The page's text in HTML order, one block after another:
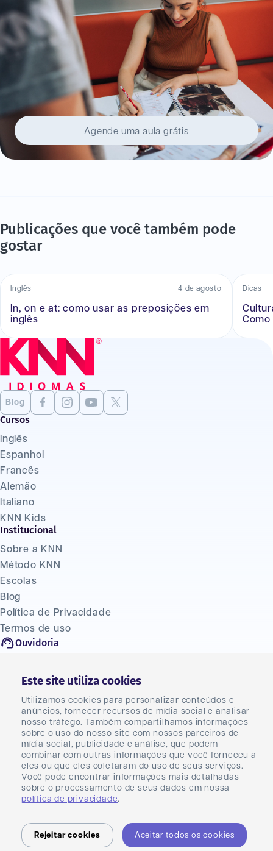
Este site utiliza cookies
Utilizamos cookies para personalizar conteúdos e
anúncios, fornecer recursos de mídia social e analisar
nosso tráfego. Também compartilhamos informações
sobre o uso do nosso site com nossos parceiros de
mídia social, publicidade e análise, que podem
combinar com outras informações que você forneceu a
eles ou que eles coletaram do uso de seus serviços.
Você pode encontrar informações mais detalhadas
sobre o processamento de seus dados em nossa
política de privacidade.
Rejeitar cookies Aceitar todos os cookies
Agende uma aula grátis
Publicações que você também pode
gostar
Inglês 4 de agosto
In, on e at: como usar as preposições em
inglês
Dicas
Blog
KNN Brasil Ltda - CNPJ 23.044.031/0001-40
Cursos
Inglês
Espanhol
Francês
Alemão
Italiano
KNN Kids
Institucional
Sobre a KNN
Método KNN
Escolas
Blog
Política de Privacidade
Termos de uso
Ouvidoria
Seja um franqueado
Seja um parceiro
Master
Carreiras